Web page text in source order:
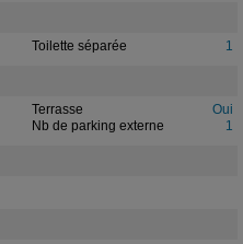
Toilette séparée 1
Terrasse
Oui
Nb de parking externe 1